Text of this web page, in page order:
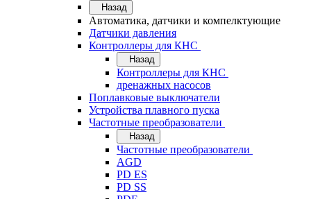
Назад
Автоматика, датчики и компелктующие
Датчики давления
Контроллеры для КНС
Назад
Контроллеры для КНС
дренажных насосов
Поплавковые выключатели
Устройства плавного пуска
Частотные преобразователи
Назад
Частотные преобразователи
AGD
PD ES
PD SS